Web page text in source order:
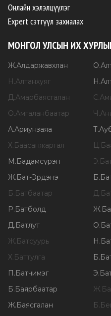
Онлайн хэлэлцүүлэг
Expert сэтгүүл захиалах
МОНГОЛ УЛСЫН ИХ ХУРЛЫН
Ж.Алдаржавхлан О.
Н.Алтанхуяг Н.
Д.Амарбаясгалан С.
О.Амгаланбаатар Ч.
А.Ариунзаяа Т.
Х.Баасанжаргал Ц.
М.Бадамсүрэн Э.
Ж.Бат-Эрдэнэ Б.
Б.Батбаатар Д.
Р.Батболд Ж.
Д.Батлут О.
Ж.Батсуурь Н.
Х.Баттулга Б.
П.Батчимэг Э.
Б.Баярбаатар Ж.
Ж.Баясгалан Б.